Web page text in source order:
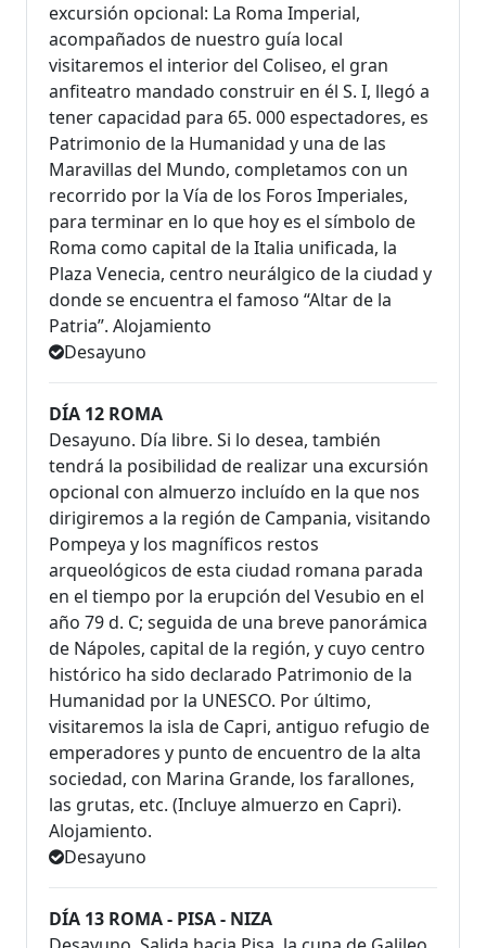
excursión opcional: La Roma Imperial,
acompañados de nuestro guía local
visitaremos el interior del Coliseo, el gran
anfiteatro mandado construir en él S. I, llegó a
tener capacidad para 65. 000 espectadores, es
Patrimonio de la Humanidad y una de las
Maravillas del Mundo, completamos con un
recorrido por la Vía de los Foros Imperiales,
para terminar en lo que hoy es el símbolo de
Roma como capital de la Italia unificada, la
Plaza Venecia, centro neurálgico de la ciudad y
donde se encuentra el famoso “Altar de la
Patria”. Alojamiento
Desayuno
DÍA 12 ROMA
Desayuno. Día libre. Si lo desea, también
tendrá la posibilidad de realizar una excursión
opcional con almuerzo incluído en la que nos
dirigiremos a la región de Campania, visitando
Pompeya y los magníficos restos
arqueológicos de esta ciudad romana parada
en el tiempo por la erupción del Vesubio en el
año 79 d. C; seguida de una breve panorámica
de Nápoles, capital de la región, y cuyo centro
histórico ha sido declarado Patrimonio de la
Humanidad por la UNESCO. Por último,
visitaremos la isla de Capri, antiguo refugio de
emperadores y punto de encuentro de la alta
sociedad, con Marina Grande, los farallones,
las grutas, etc. (Incluye almuerzo en Capri).
Alojamiento.
Desayuno
DÍA 13 ROMA - PISA - NIZA